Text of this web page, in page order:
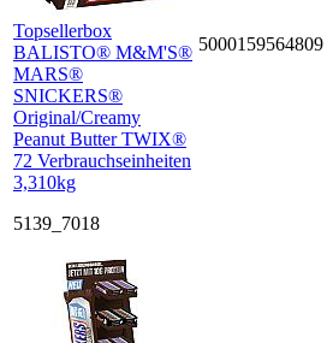
Topsellerbox
BALISTO® M&M'S®
MARS®
SNICKERS®
Original/Creamy
Peanut Butter TWIX®
72 Verbrauchseinheiten
3,310kg
5139_7018
5000159564809